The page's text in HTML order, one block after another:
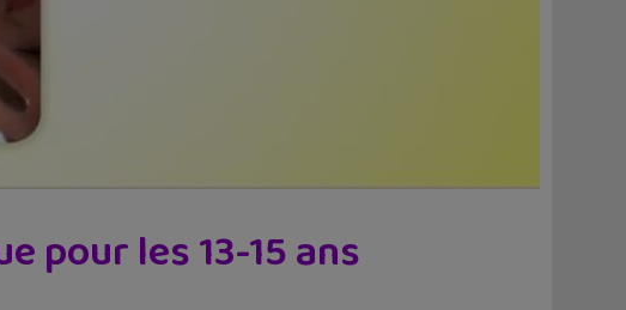
pour les 13-15 ans